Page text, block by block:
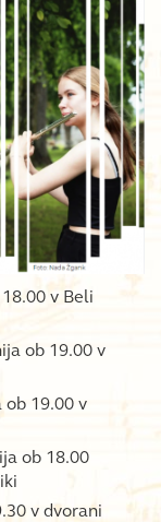
v Beli
ob 19.00 v
ob 19.00 v
ob 18.00
v dvorani